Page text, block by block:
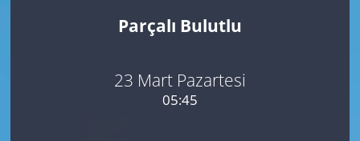
Parçalı Bulutlu
23 Mart Pazartesi
05:45